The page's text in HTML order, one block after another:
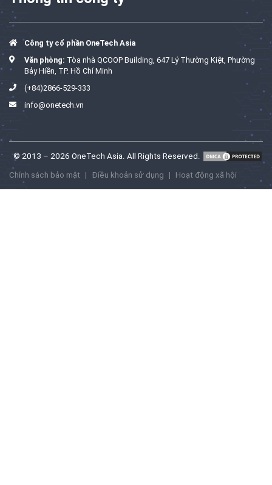
Công ty cổ phần OneTech Asia
Văn phòng: Tòa nhà QCOOP Building, 647 Lý Thường Kiệt, Phường
Bảy Hiền, TP. Hồ Chí Minh
(+84)2866-529-333
info@onetech.vn
© 2013 – 2026 OneTech Asia. All Rights Reserved.
Chính sách bảo mật | Điều khoản sử dụng | Hoạt động xã hội